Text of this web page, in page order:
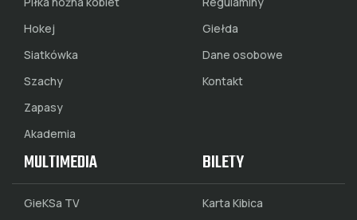
Hokej
Siatkówka
Szachy
Zapasy
Akademia
Giełda
Dane osobowe
Kontakt
MULTIMEDIA
GieKSa TV
BILETY
Karta Kibica